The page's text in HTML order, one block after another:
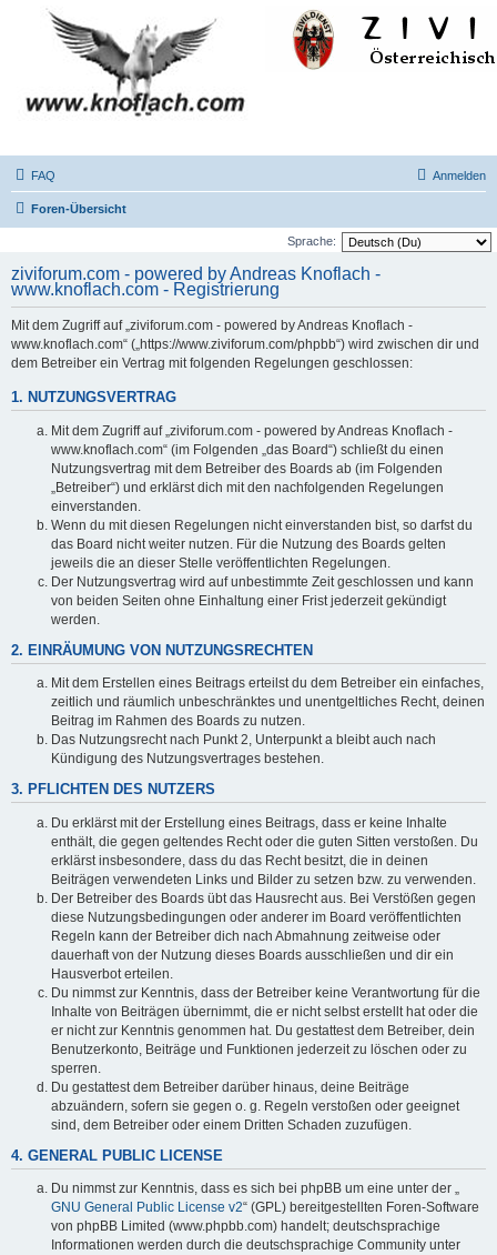
FAQ Anmelden
Foren-Übersicht
Sprache:
ziviforum.com - powered by Andreas Knoflach -
www.knoflach.com - Registrierung
Mit dem Zugriff auf „ziviforum.com - powered by Andreas Knoflach -
www.knoflach.com“ („https://www.ziviforum.com/phpbb“) wird zwischen dir und
dem Betreiber ein Vertrag mit folgenden Regelungen geschlossen:
1. NUTZUNGSVERTRAG
Mit dem Zugriff auf „ziviforum.com - powered by Andreas Knoflach -
www.knoflach.com“ (im Folgenden „das Board“) schließt du einen
Nutzungsvertrag mit dem Betreiber des Boards ab (im Folgenden
„Betreiber“) und erklärst dich mit den nachfolgenden Regelungen
einverstanden.
Wenn du mit diesen Regelungen nicht einverstanden bist, so darfst du
das Board nicht weiter nutzen. Für die Nutzung des Boards gelten
jeweils die an dieser Stelle veröffentlichten Regelungen.
Der Nutzungsvertrag wird auf unbestimmte Zeit geschlossen und kann
von beiden Seiten ohne Einhaltung einer Frist jederzeit gekündigt
werden.
2. EINRÄUMUNG VON NUTZUNGSRECHTEN
Mit dem Erstellen eines Beitrags erteilst du dem Betreiber ein einfaches,
zeitlich und räumlich unbeschränktes und unentgeltliches Recht, deinen
Beitrag im Rahmen des Boards zu nutzen.
Das Nutzungsrecht nach Punkt 2, Unterpunkt a bleibt auch nach
Kündigung des Nutzungsvertrages bestehen.
3. PFLICHTEN DES NUTZERS
Du erklärst mit der Erstellung eines Beitrags, dass er keine Inhalte
enthält, die gegen geltendes Recht oder die guten Sitten verstoßen. Du
erklärst insbesondere, dass du das Recht besitzt, die in deinen
Beiträgen verwendeten Links und Bilder zu setzen bzw. zu verwenden.
Der Betreiber des Boards übt das Hausrecht aus. Bei Verstößen gegen
diese Nutzungsbedingungen oder anderer im Board veröffentlichten
Regeln kann der Betreiber dich nach Abmahnung zeitweise oder
dauerhaft von der Nutzung dieses Boards ausschließen und dir ein
Hausverbot erteilen.
Du nimmst zur Kenntnis, dass der Betreiber keine Verantwortung für die
Inhalte von Beiträgen übernimmt, die er nicht selbst erstellt hat oder die
er nicht zur Kenntnis genommen hat. Du gestattest dem Betreiber, dein
Benutzerkonto, Beiträge und Funktionen jederzeit zu löschen oder zu
sperren.
Du gestattest dem Betreiber darüber hinaus, deine Beiträge
abzuändern, sofern sie gegen o. g. Regeln verstoßen oder geeignet
sind, dem Betreiber oder einem Dritten Schaden zuzufügen.
4. GENERAL PUBLIC LICENSE
Du nimmst zur Kenntnis, dass es sich bei phpBB um eine unter der „
GNU General Public License v2“ (GPL) bereitgestellten Foren-Software
von phpBB Limited (www.phpbb.com) handelt; deutschsprachige
Informationen werden durch die deutschsprachige Community unter